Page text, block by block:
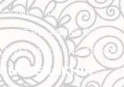
INI : 1,167
BULAN INI : 101,672
TAHUN INI : 5,504,257
TERAKHIR